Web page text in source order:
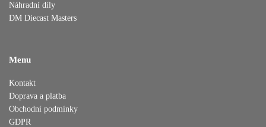
Náhradní díly
DM Diecast Masters
Menu
Kontakt
Doprava a platba
Obchodní podmínky
GDPR